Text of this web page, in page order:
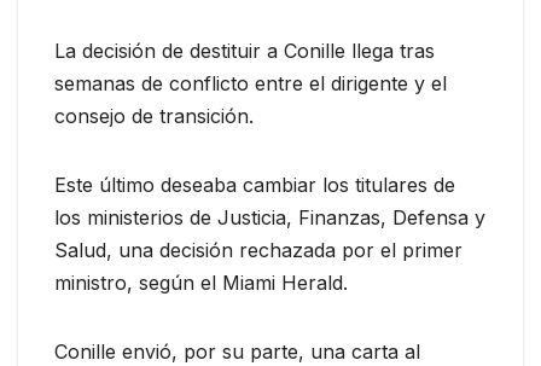
La decisión de destituir a Conille llega tras
semanas de conflicto entre el dirigente y el
consejo de transición.
Este último deseaba cambiar los titulares de
los ministerios de Justicia, Finanzas, Defensa y
Salud, una decisión rechazada por el primer
ministro, según el Miami Herald.
Conille envió, por su parte, una carta al